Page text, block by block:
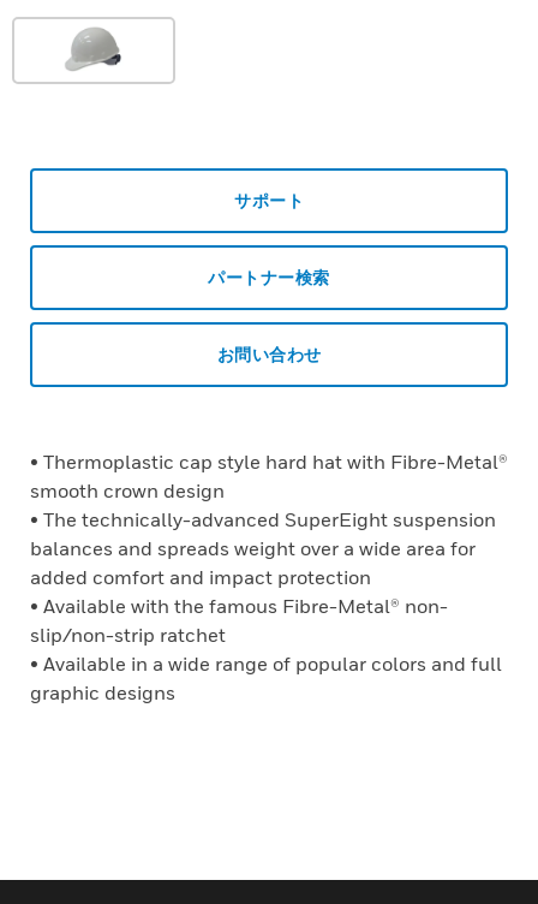
サポート
パートナー検索
お問い合わせ
• Thermoplastic cap style hard hat with Fibre-Metal®
smooth crown design
• The technically-advanced SuperEight suspension
balances and spreads weight over a wide area for
added comfort and impact protection
• Available with the famous Fibre-Metal® non-
slip/non-strip ratchet
• Available in a wide range of popular colors and full
graphic designs